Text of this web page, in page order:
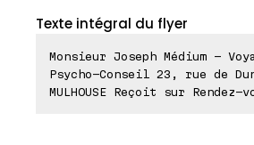
Texte intégral du flyer
Monsieur Joseph Médium -
Psycho-Conseil 23, rue de
MULHOUSE Reçoit sur Rendez-